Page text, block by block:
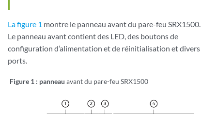
La figure 1 montre le panneau avant du pare-feu SRX1500.
Le panneau avant contient des LED, des boutons de
configuration d’alimentation et de réinitialisation et divers
ports.
Figure 1 : panneau avant du pare-feu SRX1500